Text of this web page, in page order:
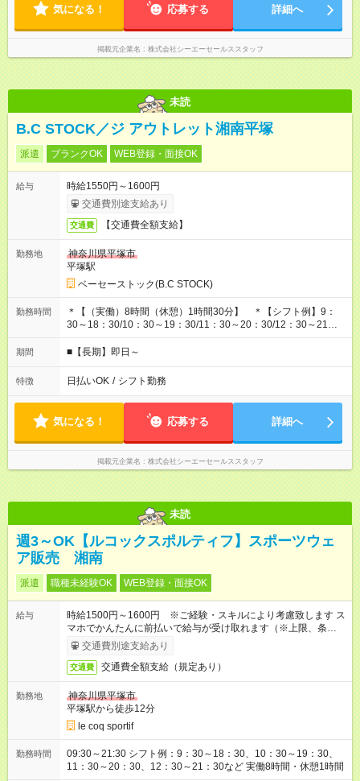
気になる！ 応募する 詳細へ
掲載元企業名 株式会社シーエーセールススタッフ
未読
B.C STOCK／ジ アウトレット湘南平塚
派遣 ブランクOK WEB登録・面接OK
給与
時給1550円～1600円
交通費別途支給あり
交通費 【交通費全額支給】
勤務地
神奈川県平塚市
平塚駅
ベーセーストック(B.C STOCK)
勤務時間
＊【（実働）8時間（休憩）1時間30分】 ＊【シフト例】9：
30～18：30/10：30～19：30/11：30～20：30/12：30～21：
30
期間 ■【長期】即日～
特徴 日払いOK / シフト勤務
気になる！ 応募する 詳細へ
掲載元企業名 株式会社シーエーセールススタッフ
未読
週3～OK【ルコックスポルティフ】スポーツウェ
ア販売 湘南
派遣 職種未経験OK WEB登録・面接OK
給与
時給1500円～1600円 ※ご経験・スキルにより考慮致します ス
マホでかんたんに前払いで給与が受け取れます（※上限、条件
あり）交通費別途支給あり
交通費 交通費全額支給（規定あり）
勤務地
神奈川県平塚市
平塚駅から徒歩12分
le coq sportif
勤務時間
09:30～21:30 シフト例：9：30～18：30、10：30～19：30、
11：30～20：30、12：30～21：30など 実働8時間・休憩1時間